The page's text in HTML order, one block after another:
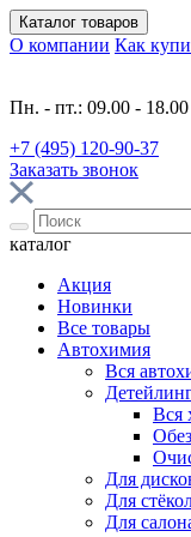
Каталог товаров
О компании Как
Пн. - пт.: 09.00 - 18.00
+7 (495) 120-90-37
Заказать звонок
каталог
Акция
Новинки
Все товары
Автохимия
Вся
Вся
Для
Для
Для